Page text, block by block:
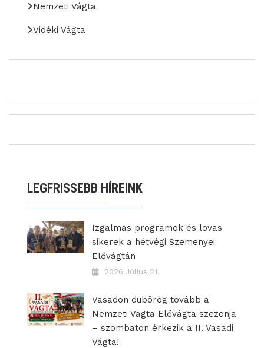
Nemzeti Vágta
Vidéki Vágta
LEGFRISSEBB HÍREINK
Izgalmas programok és lovas
sikerek a hétvégi Szemenyei
Elővágtán
2026 Július 21.
Vasadon dübörög tovább a
Nemzeti Vágta Elővágta szezonja
– szombaton érkezik a II. Vasadi
Vágta!